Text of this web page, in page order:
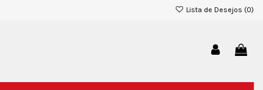
Lista de Desejos (0)